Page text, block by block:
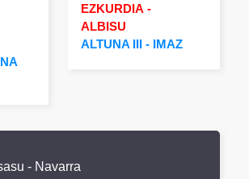
EZKURDIA -
ALBISU
ALTUNA III - IMAZ
- Navarra